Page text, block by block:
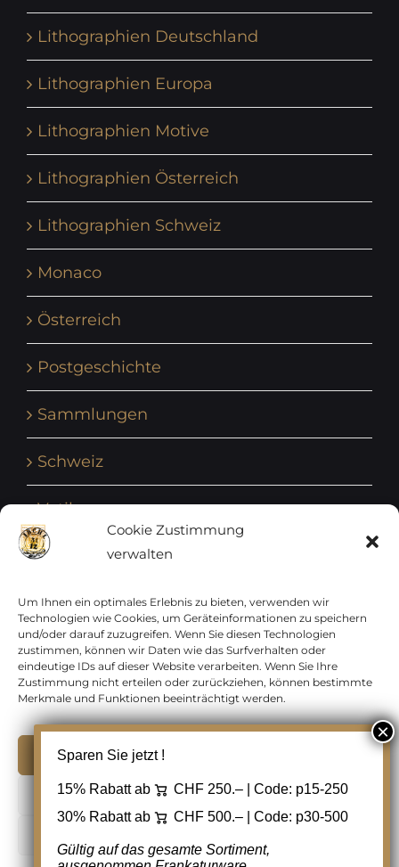
Cookie Zustimmung
verwalten
Um Ihnen ein optimales Erlebnis zu bieten, verwenden wir
Technologien wie Cookies, um Geräteinformationen zu speichern
und/oder darauf zuzugreifen. Wenn Sie diesen Technologien
zustimmen, können wir Daten wie das Surfverhalten oder
eindeutige IDs auf dieser Website verarbeiten. Wenn Sie Ihre
Zustimmung nicht erteilen oder zurückziehen, können bestimmte
Merkmale und Funktionen beeinträchtigt werden.
Ablehnen
Lithographien Deutschland
Lithographien Europa
Lithographien Motive
Lithographien Österreich
Lithographien Schweiz
Monaco
Österreich
Postgeschichte
Sammlungen
Schweiz
Vatikan
Vereinte Nationen
Vorphilatelie
Zensurbelege Österreich
Zensurbelege Schweiz
Copyright 2012 - 2024 URAY GmbH | All Rights
Reserved |
PCI Data Security Standards |
Sparen Sie jetzt !
15% Rabatt ab CHF 250.– | Code: p15-250
30% Rabatt ab
CHF 500.– | Code: p30-500
Gültig auf das gesamte Sortiment,